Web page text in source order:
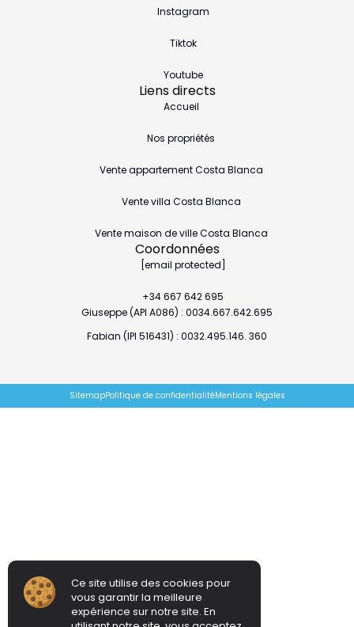
Instagram
Tiktok
Youtube
Coordonnées
[email protected]
+34 667 642 695
Giuseppe (API A086) : 0034.667.642.695
Fabian (IPI 516431) : 0032.495.146. 360
Liens directs
Accueil
Nos propriétés
Vente appartement Costa Blanca
Vente villa Costa Blanca
Vente maison de ville Costa Blanca
SitemapPolitique de confidentialitéMentions légales
Ce site utilise des cookies pour
vous garantir la meilleure
expérience sur notre site. En